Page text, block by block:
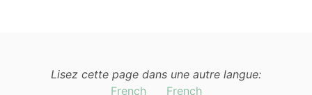
Lisez cette page dans une autre langue:
French
French